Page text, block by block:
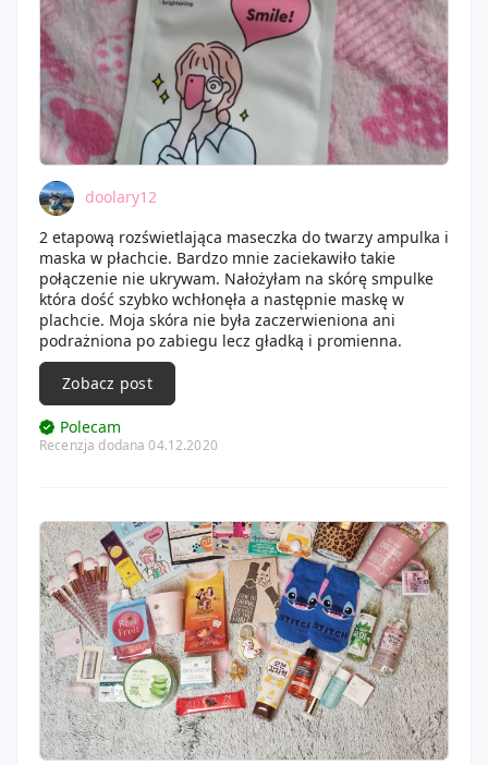
doolary12
2 etapową rozświetlająca maseczka do twarzy ampulka i
maska w płachcie. Bardzo mnie zaciekawiło takie
połączenie nie ukrywam. Nałożyłam na skórę smpulke
która dość szybko wchłonęła a następnie maskę w
plachcie. Moja skóra nie była zaczerwieniona ani
podrażniona po zabiegu lecz gładką i promienna.
Zobacz post
Polecam
Recenzja dodana 04.12.2020